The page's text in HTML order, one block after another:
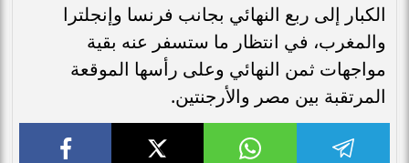
الكبار إلى ربع النهائي بجانب فرنسا وإنجلترا
والمغرب، في انتظار ما ستسفر عنه بقية
مواجهات ثمن النهائي وعلى رأسها الموقعة
المرتقبة بين مصر والأرجنتين.